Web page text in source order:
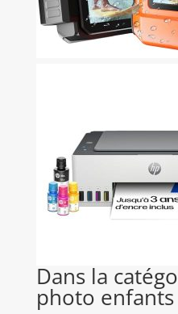
Dans la
photo enfants